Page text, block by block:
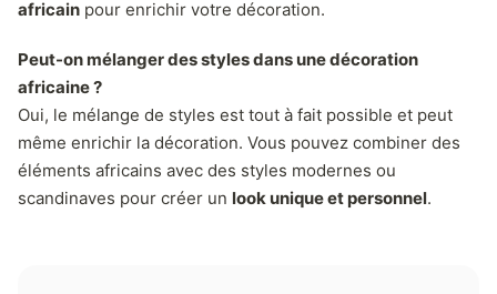
africain pour enrichir votre décoration.
Peut-on mélanger des styles dans une décoration
africaine ?
Oui, le mélange de styles est tout à fait possible et peut
même enrichir la décoration. Vous pouvez combiner des
éléments africains avec des styles modernes ou
scandinaves pour créer un look unique et personnel.